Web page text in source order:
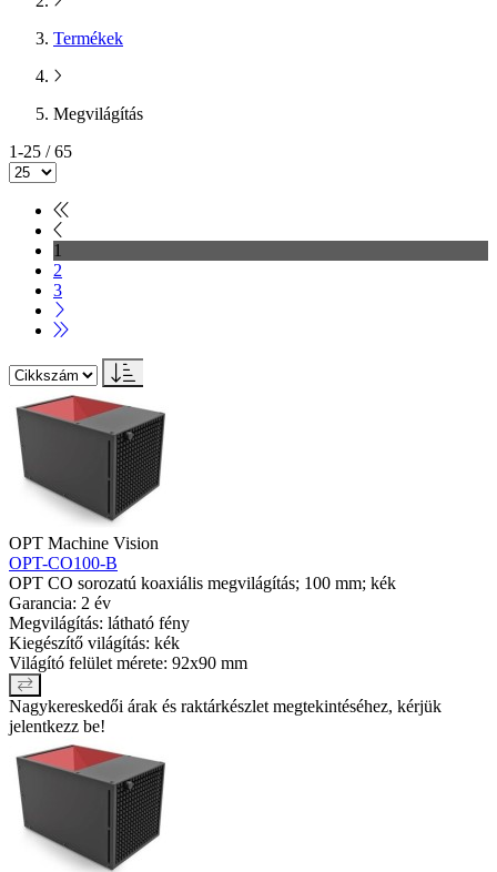
Termékek
Megvilágítás
1-25 / 65
1
2
3
OPT Machine Vision
OPT-CO100-B
OPT CO sorozatú koaxiális megvilágítás; 100 mm; kék
Garancia: 2 év
Megvilágítás: látható fény
Kiegészítő világítás: kék
Világító felület mérete: 92x90 mm
Nagykereskedői árak és raktárkészlet megtekintéséhez, kérjük
jelentkezz be!